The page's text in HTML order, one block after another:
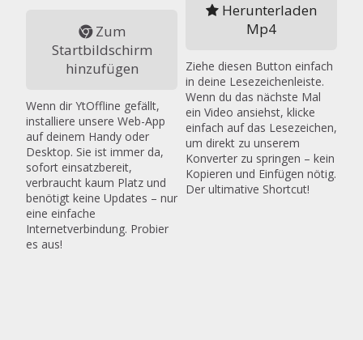
Zum
Startbildschirm
hinzufügen
Wenn dir YtOffline gefällt,
installiere unsere Web-App
auf deinem Handy oder
Desktop. Sie ist immer da,
sofort einsatzbereit,
verbraucht kaum Platz und
benötigt keine Updates – nur
eine einfache
Internetverbindung. Probier
es aus!
Herunterladen
Mp4
Ziehe diesen Button einfach
in deine Lesezeichenleiste.
Wenn du das nächste Mal
ein Video ansiehst, klicke
einfach auf das Lesezeichen,
um direkt zu unserem
Konverter zu springen – kein
Kopieren und Einfügen nötig.
Der ultimative Shortcut!